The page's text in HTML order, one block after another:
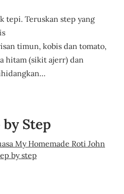
tepi. Teruskan step yang
timun, kobis dan tomato,
hitam (sikit ajerr) dan
Step